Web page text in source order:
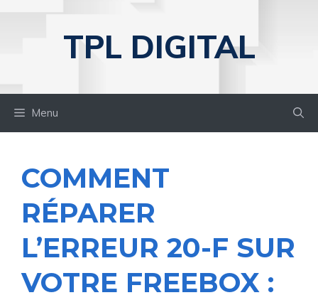
TPL DIGITAL
Menu
COMMENT
RÉPARER
L’ERREUR 20-F SUR
VOTRE FREEBOX :